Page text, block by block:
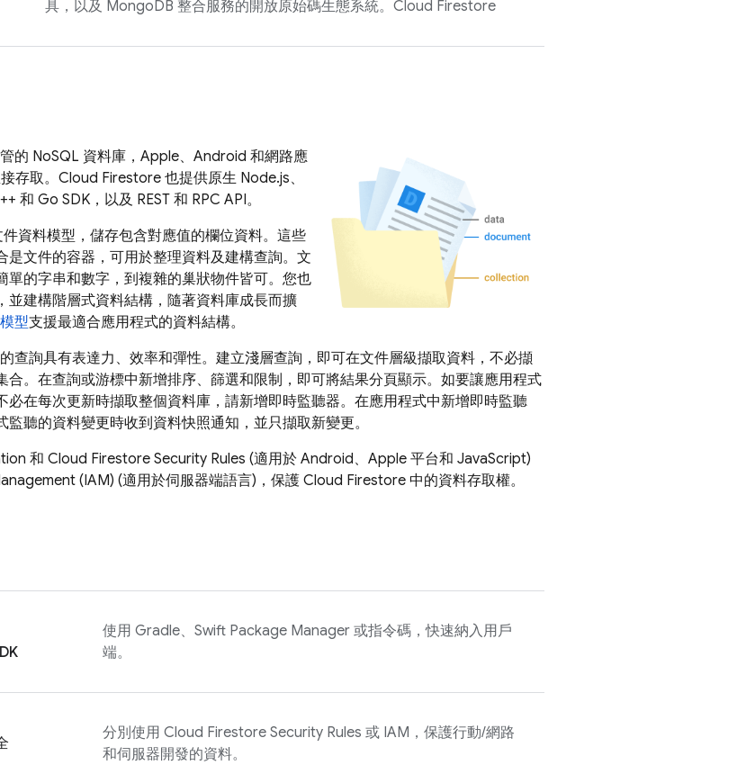
具，以及 MongoDB 整合服務的開放原始碼生態系統。 Cloud Firestore
的 NoSQL 資料庫，Apple、Android 和網路應
存取。 Cloud Firestore 也提供原生 Node.js、
和 Go SDK，以及 REST 和 RPC API。
件資料模型，儲存包含對應值的欄位資料。這些
是文件的容器，可用於整理資料及建構查詢。文
單的字串和數字，到複雜的巢狀物件皆可。您也
並建構階層式資料結構，隨著資料庫成長而擴
型支援最適合應用程式的資料結構。
查詢具有表達力、效率和彈性。建立淺層查詢，即可在文件層級擷取資料，不必擷
合。在查詢或游標中新增排序、篩選和限制，即可將結果分頁顯示。如要讓應用程式
必在每次更新時擷取整個資料庫，請新增即時監聽器。在應用程式中新增即時監聽
聽的資料變更時收到資料快照通知，並只擷取新變更。
和 Cloud Firestore Security Rules (適用於 Android、Apple 平台和 JavaScript)
(IAM) (適用於伺服器端語言)，保護Cloud Firestore 中的資料存取權。
使用 Gradle、Swift Package Manager 或指令碼，快速納入用戶
端。
分別使用 Cloud Firestore Security Rules 或 IAM，保護行動/網路
和伺服器開發的資料。